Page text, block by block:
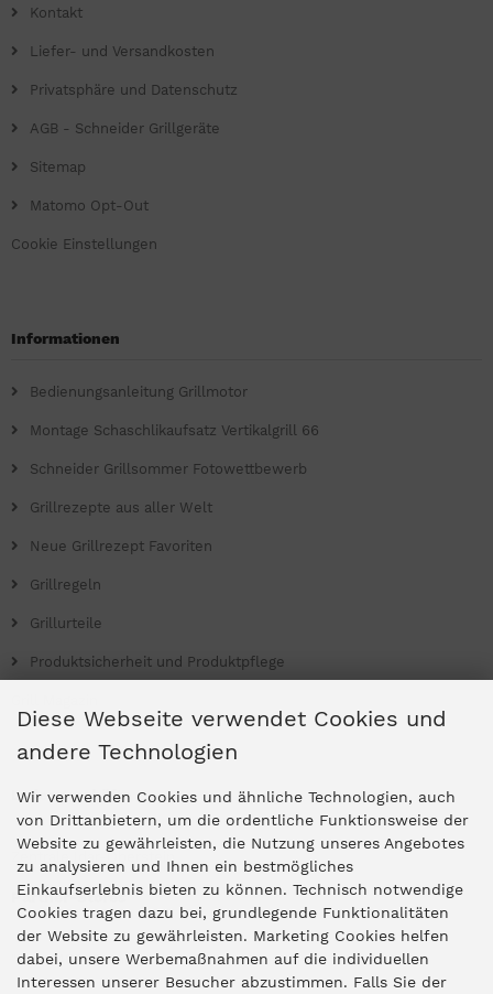
Kontakt
Liefer- und Versandkosten
Privatsphäre und Datenschutz
AGB - Schneider Grillgeräte
Sitemap
Matomo Opt-Out
Cookie Einstellungen
Informationen
Bedienungsanleitung Grillmotor
Montage Schaschlikaufsatz Vertikalgrill 66
Schneider Grillsommer Fotowettbewerb
Grillrezepte aus aller Welt
Neue Grillrezept Favoriten
Grillregeln
Grillurteile
Produktsicherheit und Produktpflege
Ladengeschäfte
Zentrale Idar-Oberstein
Partner-Stores
"Deko 409" Bernkastel-Kues
Diese Webseite verwendet Cookies und
andere Technologien
Wir verwenden Cookies und ähnliche Technologien, auch
von Drittanbietern, um die ordentliche Funktionsweise der
Website zu gewährleisten, die Nutzung unseres Angebotes
zu analysieren und Ihnen ein bestmögliches
Einkaufserlebnis bieten zu können. Technisch notwendige
Cookies tragen dazu bei, grundlegende Funktionalitäten
der Website zu gewährleisten. Marketing Cookies helfen
dabei, unsere Werbemaßnahmen auf die individuellen
Interessen unserer Besucher abzustimmen. Falls Sie der